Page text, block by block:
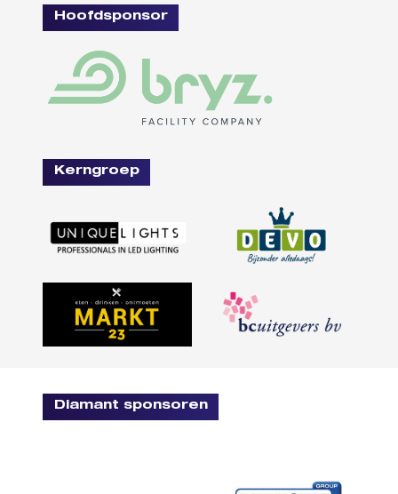
Hoofdsponsor
Kerngroep
Diamant sponsoren